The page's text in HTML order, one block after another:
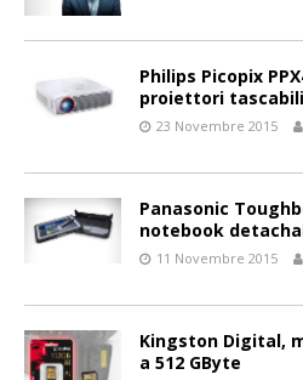
Philips Picopix
proiettori tascabili
23 Novembre 2015
Panasonic
notebook
11 Novembre 2015
Kingston Digital,
a 512 GByte